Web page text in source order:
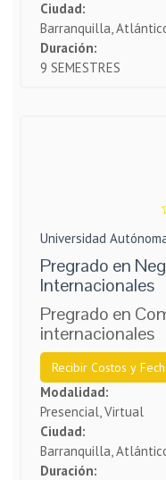
Ciudad:
Barranquilla,
Duración:
9 SEMESTRES
Universidad
Pregrado en
Internacionales
Pregrado en
internacionales
Recibir Costos y
Modalidad:
Presencial, Virtual
Ciudad:
Barranquilla,
Duración: